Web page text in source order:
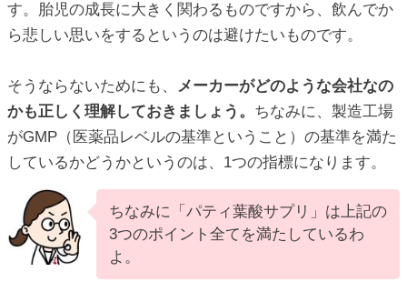
す。胎児の成長に大きく関わるものですから、飲んでか
ら悲しい思いをするというのは避けたいものです。
そうならないためにも、 メーカーがどのような会社なの
かも正しく理解しておきましょう。 ちなみに、製造工場
がGMP（医薬品レベルの基準ということ）の基準を満た
しているかどうかというのは、1つの指標になります。
ちなみに「パティ葉酸サプリ」は上記の
3つのポイント全てを満たしているわ
よ。